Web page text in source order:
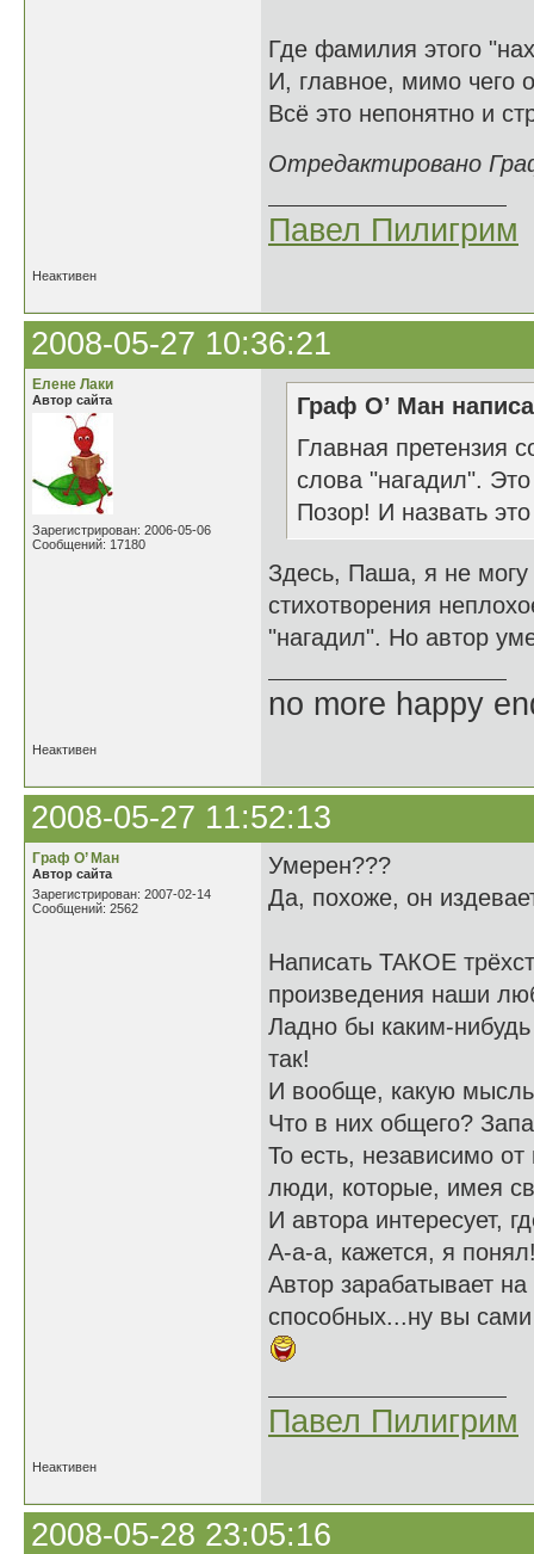
Где фамилия этого
И, главное, мимо чего
Всё это непонятно и
Отредактировано
Павел Пилигрим
Неактивен
2008-05-27 10:36:21
Елене Лаки
Автор сайта
Зарегистрирован: 2006-05-06
Сообщений: 17180
Граф О’ Ман
Главная претензия
слова "нагадил".
Позор! И назвать
Здесь, Паша, я не могу
стихотворения
"нагадил". Но автор
no more happy
Неактивен
2008-05-27 11:52:13
Граф О’ Ман
Автор сайта
Зарегистрирован: 2007-02-14
Сообщений: 2562
Умерен???
Да, похоже, он
Написать ТАКОЕ
произведения наши
Ладно бы каким-
так!
И вообще, какую мысль
Что в них общего?
То есть, независимо
люди, которые, имея
И автора интересует,
А-а-а, кажется, я
Автор зарабатывает
способных...ну вы
Павел Пилигрим
Неактивен
2008-05-28 23:05:16